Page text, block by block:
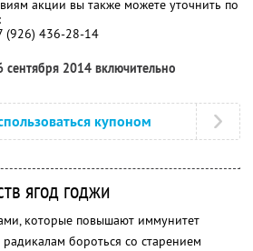
акции вы также можете уточнить по
(926) 436-28-14
сентября 2014 включительно
купоном
ягод годжи
которые повышают иммунитет
бороться со старением